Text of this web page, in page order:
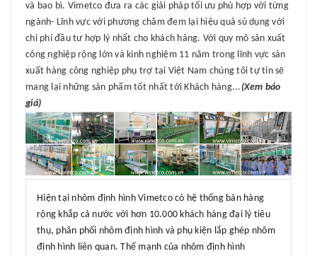
và bao bì. Vimetco đưa ra các giải pháp tối ưu phù hợp với từng
ngành- Lĩnh vực với phương châm đem lại hiệu quả sủ dụng với
chi phí đầu tư hợp lý nhất cho khách hàng. Với quy mô sản xuất
công nghiệp rộng lớn và kinh nghiệm 11 năm trong lĩnh vực sản
xuất hàng công nghiệp phụ trợ tại Việt Nam chúng tôi tự tin sẽ
mang lại những sản phẩm tốt nhất tới Khách hàng... (Xem báo
giá)
Hiện tại nhôm định hình Vimetco có hệ thống bán hàng
rộng khắp cả nước với hơn 10.000 khách hàng đại lý tiêu
thụ, phân phối nhôm định hình và phụ kiện lắp ghép nhôm
định hình liên quan. Thế mạnh của nhôm định hình